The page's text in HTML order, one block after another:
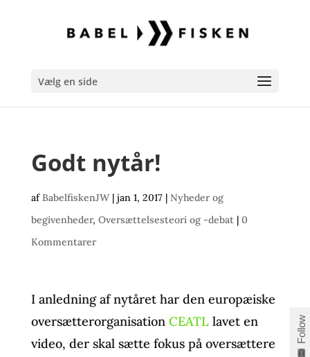
Vælg en side
Godt nytår!
afBabelfiskenJW| jan 1, 2017| Nyheder og
begivenheder, Oversættelsesteori og -debat| 0
Kommentarer
I anledning af nytåret har den europæiske
oversætterorganisation CEATLlavet en
video, der skal sætte fokus på oversættere
Follow